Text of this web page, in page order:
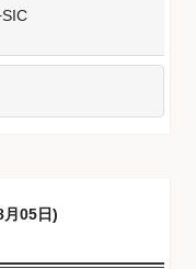
月05日)